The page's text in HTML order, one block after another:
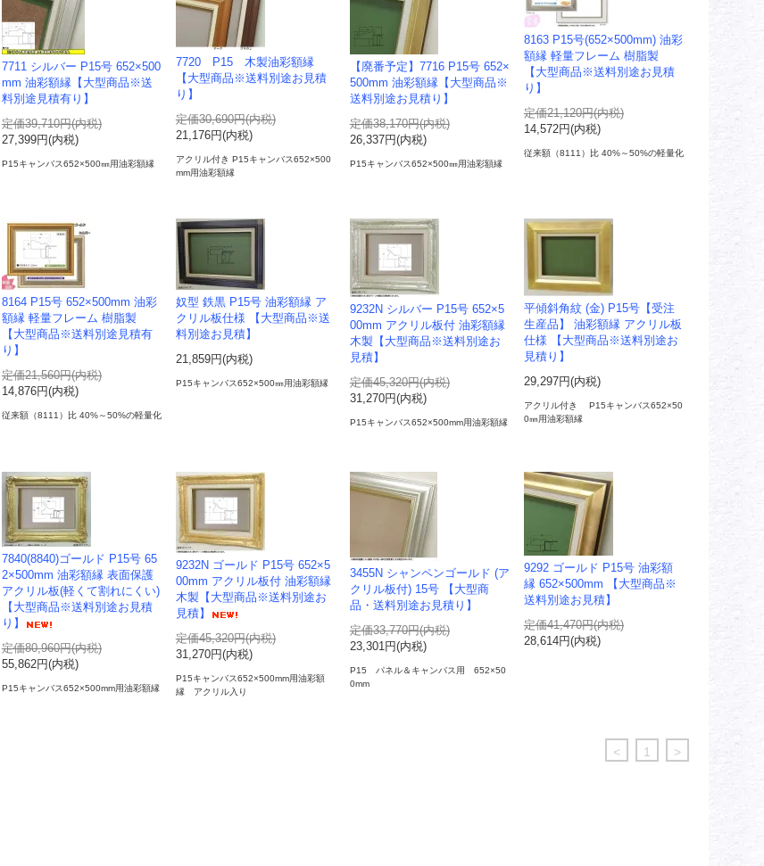
7711 シルバー P15号 652×500
mm 油彩額縁【大型商品※送
料別途見積有り】
定価39,710円(内税)
27,399円(内税)
P15キャンバス652×500㎜用油彩額縁
7720 P15 木製油彩額縁
【大型商品※送料別途お見積
り】
定価30,690円(内税)
21,176円(内税)
アクリル付き P15キャンバス652×500
mm用油彩額縁
【廃番予定】7716 P15号 652×
500mm 油彩額縁【大型商品※
送料別途お見積り】
定価38,170円(内税)
26,337円(内税)
P15キャンバス652×500㎜用油彩額縁
8163 P15号(652×500mm) 油彩
額縁 軽量フレーム 樹脂製
【大型商品※送料別途お見積
り】
定価21,120円(内税)
14,572円(内税)
従来額（8111）比 40%～50%の軽量化
8164 P15号 652×500mm 油彩
額縁 軽量フレーム 樹脂製
【大型商品※送料別途見積有
り】
定価21,560円(内税)
14,876円(内税)
従来額（8111）比 40%～50%の軽量化
奴型 鉄黒 P15号 油彩額縁 ア
クリル板仕様 【大型商品※送
料別途お見積】
21,859円(内税)
P15キャンバス652×500㎜用油彩額縁
9232N シルバー P15号 652×5
00mm アクリル板付 油彩額縁
木製【大型商品※送料別途お
見積】
定価45,320円(内税)
31,270円(内税)
P15キャンバス652×500mm用油彩額縁
平傾斜角紋 (金) P15号【受注
生産品】 油彩額縁 アクリル板
仕様 【大型商品※送料別途お
見積り】
29,297円(内税)
アクリル付き P15キャンバス652×50
0㎜用油彩額縁
7840(8840)ゴールド P15号 65
2×500mm 油彩額縁 表面保護
アクリル板(軽くて割れにくい)
【大型商品※送料別途お見積
り】
定価80,960円(内税)
55,862円(内税)
P15キャンバス652×500mm用油彩額縁
9232N ゴールド P15号 652×5
00mm アクリル板付 油彩額縁
木製【大型商品※送料別途お
見積】
定価45,320円(内税)
31,270円(内税)
P15キャンバス652×500mm用油彩額
縁 アクリル入り
3455N シャンペンゴールド (ア
クリル板付) 15号 【大型商
品・送料別途お見積り】
定価33,770円(内税)
23,301円(内税)
P15 パネル＆キャンバス用 652×50
0mm
9292 ゴールド P15号 油彩額
縁 652×500mm 【大型商品※
送料別途お見積】
定価41,470円(内税)
28,614円(内税)
< 1 >